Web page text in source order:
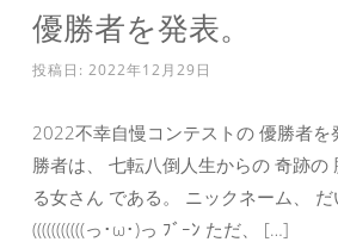
優勝者を発表。
投稿日: 2022年12月29日
2022不幸自慢コンテストの 優勝者を
勝者は、 七転八倒人生からの 奇跡の
る女さん である。 ニックネーム、 だ
(((((((((((っ･ω･)っ ﾌﾞｰﾝ ただ、 […]